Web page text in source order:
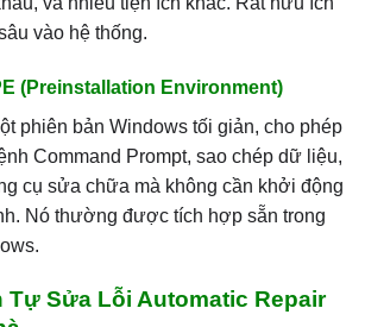
vào hệ thống.
(Preinstallation Environment)
phiên bản Windows tối giản, cho phép
Command Prompt, sao chép dữ liệu,
cụ sửa chữa mà không cần khởi động
Nó thường được tích hợp sẵn trong
Tự Sửa Lỗi Automatic Repair